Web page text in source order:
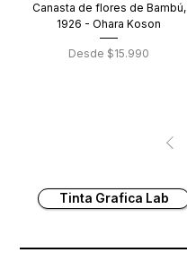
Canasta de flores de Bambú,
1926 - Ohara Koson
Desde $15.990
Precio de oferta
Tinta Grafica Lab